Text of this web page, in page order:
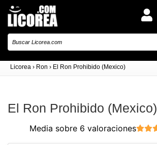
Licorea › Ron › El Ron Prohibido (Mexico)
El Ron Prohibido (Mexico)
Media sobre 6 valoraciones